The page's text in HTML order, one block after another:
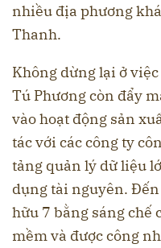
nhiều địa phương
Thanh.
Không dừng lại ở
Tú Phương còn đẩy
vào hoạt động sản
tác với các công ty
tảng quản lý dữ liệu
dụng tài nguyên.
hữu 7 bằng sáng chế
mềm và được công